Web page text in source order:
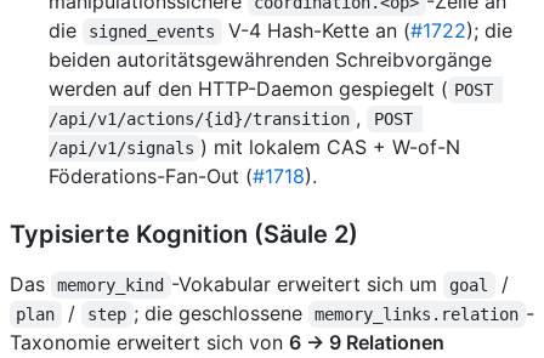
die
signed_events V-4 Hash-Kette an (#1722); die
beiden autoritätsgewährenden Schreibvorgänge
werden auf den HTTP-Daemon gespiegelt ( POST
/api/v1/actions/{id}/transition ,
POST
/api/v1/signals ) mit lokalem CAS + W-of-N
Föderations-Fan-Out (#1718).
Typisierte Kognition (Säule 2)
Das memory_kind -Vokabular erweitert sich um goal /
plan / step ; die geschlossene memory_links.relation -
Taxonomie erweitert sich von 6 → 9 Relationen